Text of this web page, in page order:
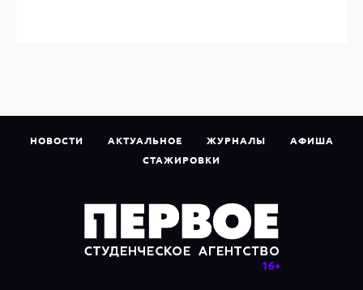
НОВОСТИ АКТУАЛЬНОЕ ЖУРНАЛЫ
АФИША
СТАЖИРОВКИ